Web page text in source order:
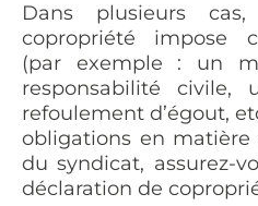
Dans plusieurs
copropriété impose
(par exemple : un
responsabilité
refoulement d’égout,
obligations en matière
du syndicat, assurez-
déclaration de